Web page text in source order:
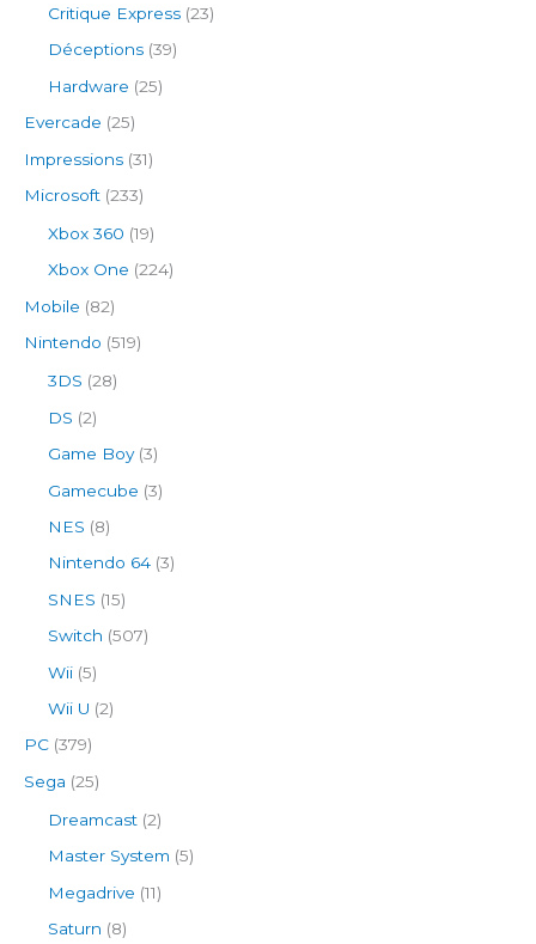
Critique Express (23)
Déceptions (39)
Hardware (25)
Evercade (25)
Impressions (31)
Microsoft (233)
Xbox 360 (19)
Xbox One (224)
Mobile (82)
Nintendo (519)
3DS (28)
DS (2)
Game Boy(3)
Gamecube (3)
NES (8)
Nintendo 64 (3)
SNES (15)
Switch (507)
Wii (5)
Wii U (2)
PC (379)
Sega (25)
Dreamcast (2)
Master System (5)
Megadrive (11)
Saturn (8)